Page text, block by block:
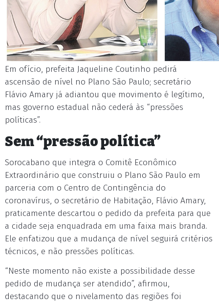
Em ofício, prefeita Jaqueline Coutinho pedirá
ascensão de nível no Plano São Paulo; secretário
Flávio Amary já adiantou que movimento é legítimo,
mas governo estadual não cederá às “pressões
políticas”.
Sem “pressão política”
Sorocabano que integra o Comitê Econômico
Extraordinário que construiu o Plano São Paulo em
parceria com o Centro de Contingência do
coronavírus, o secretário de Habitação, Flávio Amary,
praticamente descartou o pedido da prefeita para que
a cidade seja enquadrada em uma faixa mais branda.
Ele enfatizou que a mudança de nível seguirá critérios
técnicos, e não pressões políticas.
“Neste momento não existe a possibilidade desse
pedido de mudança ser atendido”, afirmou,
destacando que o nivelamento das regiões foi